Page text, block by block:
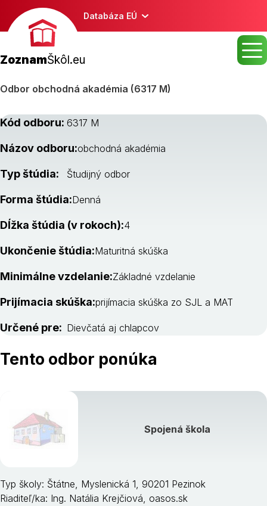
Databáza EÚ
ZoznamŠkôl.eu
Odbor obchodná akadémia (6317 M)
Kód odboru: 6317 M
Názov odboru:obchodná akadémia
Typ štúdia: Študijný odbor
Forma štúdia:Denná
Dĺžka štúdia (v rokoch):4
Ukončenie štúdia:Maturitná skúška
Minimálne vzdelanie:Základné vzdelanie
Prijímacia skúška:prijímacia skúška zo SJL a MAT
Určené pre: Dievčatá aj chlapcov
Tento odbor ponúka
Spojená škola
Typ školy: Štátne, Myslenická 1, 90201 Pezinok
Riaditeľ/ka: Ing. Natália Krejčiová, oasos.sk